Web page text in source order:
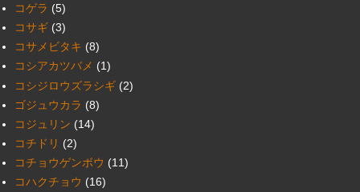
コゲラ (5)
コサギ (3)
コサメビタキ (8)
コシアカツバメ (1)
コシジロウズラシギ (2)
ゴジュウカラ (8)
コジュリン (14)
コチドリ (2)
コチョウゲンボウ (11)
コハクチョウ (16)